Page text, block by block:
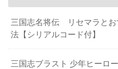
三国志名将伝 リセマラとお
法【シリアルコード付】
三国志ブラスト 少年ヒーロ